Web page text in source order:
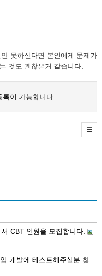
못하신다면 본인에게 문제가
것도 괜찮은거 같습니다.
이 가능합니다.
CBT 인원을 모집합니다.